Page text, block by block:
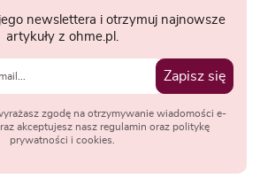
newslettera i otrzymuj najnowsze
artykuły z ohme.pl.
Zapisz się
zgodę na otrzymywanie wiadomości e-
akceptujesz nasz regulamin oraz politykę
prywatności i cookies.